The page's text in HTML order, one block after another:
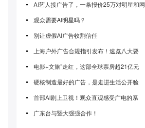
AI艺人接广告了，一条报价25万对明星和网
观众需要AI明星吗？
别让虚假AI广告收割信任
上海户外广告合规指引发布！速览八大要
电影+文旅”走红，这部全球票房超21亿元
硬核制造最好的广告，是走进生活公开验
首部AI剧上卫视！观众直观感受广电的系
广东台与暨大强强合作！